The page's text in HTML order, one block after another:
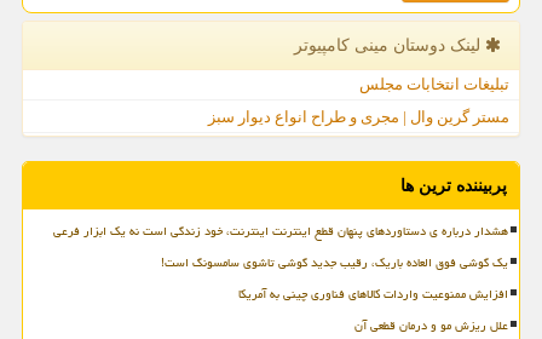
لینک دوستان مینی كامپیوتر
تبلیغات انتخابات مجلس
مستر گرین وال | مجری و طراح انواع دیوار سبز
پربیننده ترین ها
هشدار درباره ی دستاوردهای پنهان قطع اینترنت اینترنت، خود زندگی است نه یک ابزار فرعی
یک گوشی فوق العاده باریک، رقیب جدید گوشی تاشوی سامسونگ است!
افزایش ممنوعیت واردات کالاهای فناوری چینی به آمریکا
علل ریزش مو و درمان قطعی آن